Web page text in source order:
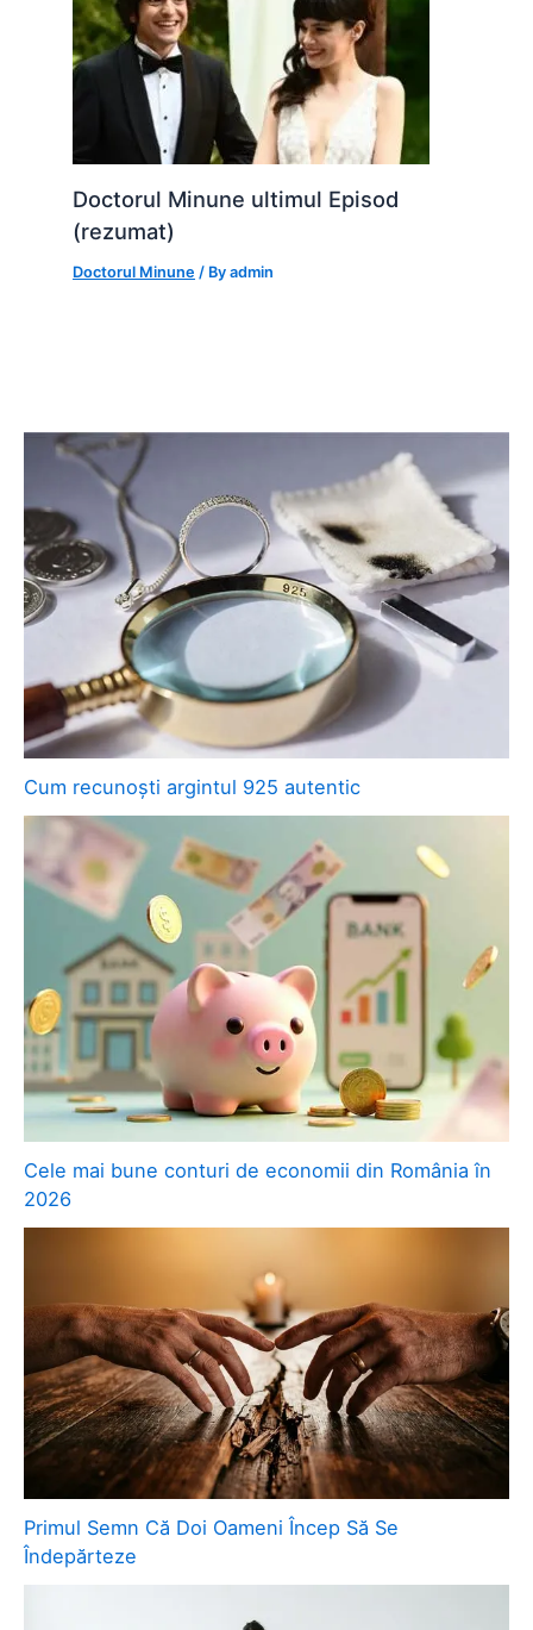
Doctorul Minune ultimul Episod
(rezumat)
Doctorul Minune / Byadmin
Cum recunoști argintul 925 autentic
Cele mai bune conturi de economii din România în
2026
Primul Semn Că Doi Oameni Încep Să Se
Îndepărteze